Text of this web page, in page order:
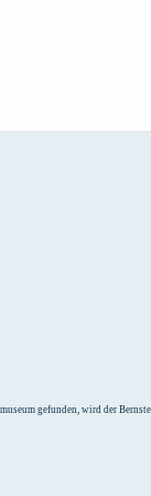
gefunden, wird der